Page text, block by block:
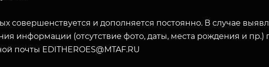
совершенствуется и дополняется постоянно. В случае
информации (отсутствие фото, даты, места рождения и пр.)
почты EDITHEROES@MTAF.RU